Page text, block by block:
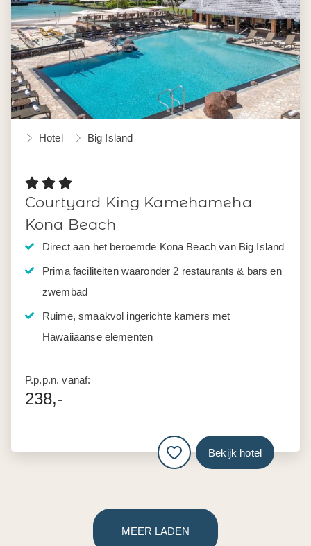
Hotel Big Island
Courtyard King Kamehameha
Kona Beach
Direct aan het beroemde Kona Beach van Big Island
Prima faciliteiten waaronder 2 restaurants & bars en
zwembad
Ruime, smaakvol ingerichte kamers met
Hawaiiaanse elementen
P.p.p.n. vanaf:
238,-
Bekijk hotel
MEER LADEN